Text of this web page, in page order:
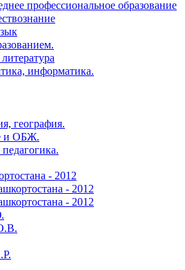
профессиональное образование
информатика.
география.
и ОБЖ.
- 2012
- 2012
- 2012